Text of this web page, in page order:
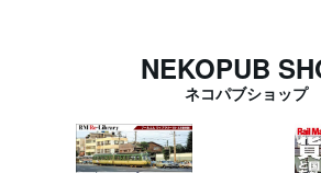
NEKOPUB
ネコパブショップ